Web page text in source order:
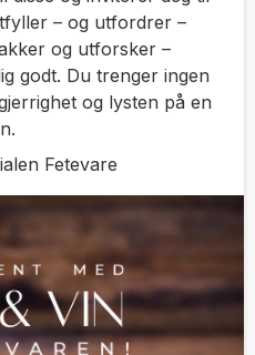
– og utfordrer –
og utforsker –
godt. Du trenger ingen
og lysten på en
Fetevare